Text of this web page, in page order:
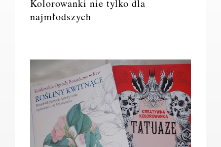
Kolorowanki nie tylko dla
najmłodszych